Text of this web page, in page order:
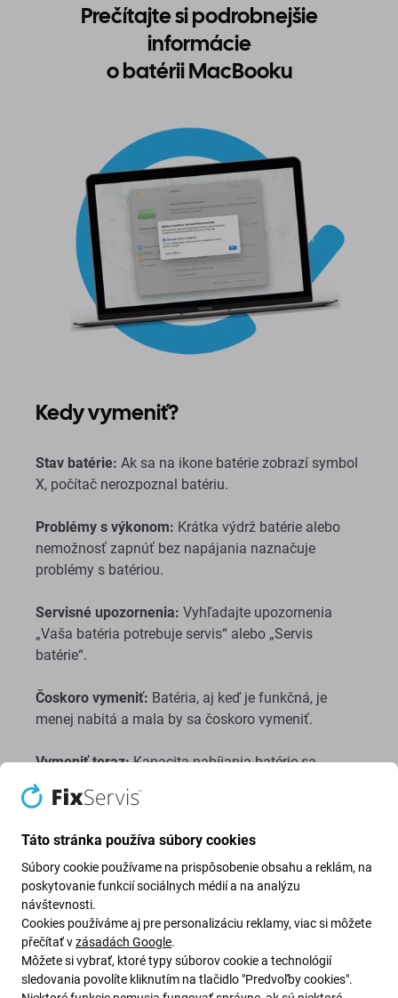
Prečítajte si podrobnejšie
informácie
o batérii MacBooku
Kedy vymeniť?
Stav batérie: Ak sa na ikone batérie zobrazí symbol
X, počítač nerozpoznal batériu.
Problémy s výkonom: Krátka výdrž batérie alebo
nemožnosť zapnúť bez napájania naznačuje
problémy s batériou.
Servisné upozornenia: Vyhľadajte upozornenia
„Vaša batéria potrebuje servis“ alebo „Servis
batérie“.
Čoskoro vymeniť: Batéria, aj keď je funkčná, je
menej nabitá a mala by sa čoskoro vymeniť.
Vymeniť teraz:Kapacita nabíjania batérie sa
výrazne zhoršila. Okamžite vymeňte, aby ste predišli
poškodeniu notebooku.
Táto stránka používa súbory cookies
Súbory cookie používame na prispôsobenie obsahu a reklám, na
poskytovanie funkcií sociálnych médií a na analýzu
návštevnosti.
Cookies používáme aj pre personalizáciu reklamy, viac si môžete
přečítať vzásadách Google.
Môžete si vybrať, ktoré typy súborov cookie a technológií
sledovania povolíte kliknutím na tlačidlo "Predvoľby cookies".